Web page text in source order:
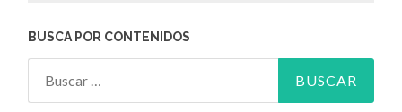
BUSCA POR CONTENIDOS